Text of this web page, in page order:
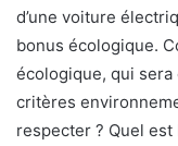
d’une voiture
bonus écologique.
écologique, qui
critères
respecter ? Quel